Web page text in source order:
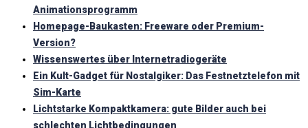
Animationsprogramm
Homepage-Baukasten: Freeware oder Premium-
Version?
Wissenswertes über Internetradiogeräte
Ein Kult-Gadget für Nostalgiker: Das Festnetztelefon mit
Sim-Karte
Lichtstarke Kompaktkamera: gute Bilder auch bei
schlechten Lichtbedingungen